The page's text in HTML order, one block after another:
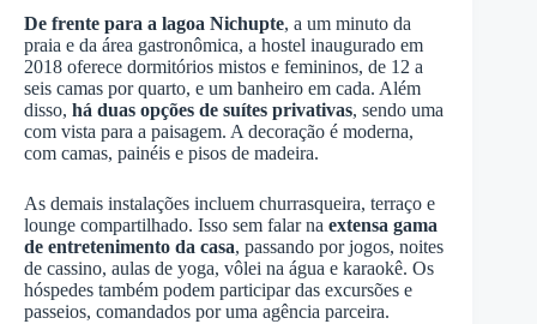
De frente para a lagoa Nichupte, a um minuto da
praia e da área gastronômica, a hostel inaugurado em
2018 oferece dormitórios mistos e femininos, de 12 a
seis camas por quarto, e um banheiro em cada. Além
disso, há duas opções de suítes privativas, sendo uma
com vista para a paisagem. A decoração é moderna,
com camas, painéis e pisos de madeira.
As demais instalações incluem churrasqueira, terraço e
lounge compartilhado. Isso sem falar na extensa gama
de entretenimento da casa, passando por jogos, noites
de cassino, aulas de yoga, vôlei na água e karaokê. Os
hóspedes também podem participar das excursões e
passeios, comandados por uma agência parceira.